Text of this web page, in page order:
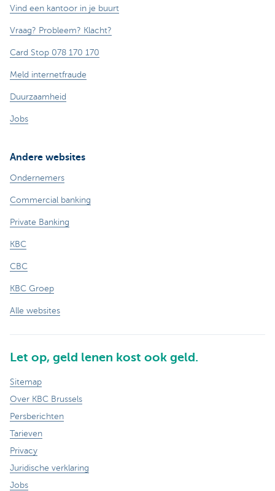
Vind een kantoor in je buurt
Vraag? Probleem? Klacht?
Card Stop 078 170 170
Meld internetfraude
Duurzaamheid
Jobs
Andere websites
Ondernemers
Commercial banking
Private Banking
KBC
CBC
KBC Groep
Alle websites
Let op, geld lenen kost ook geld.
Sitemap
Over KBC Brussels
Persberichten
Tarieven
Privacy
Juridische verklaring
Jobs